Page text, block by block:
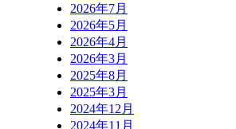
2026年7月
2026年5月
2026年4月
2026年3月
2025年8月
2025年3月
2024年12月
2024年11月